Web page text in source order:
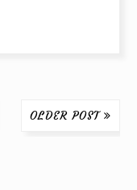
OLDER POST